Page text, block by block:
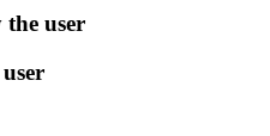
the user